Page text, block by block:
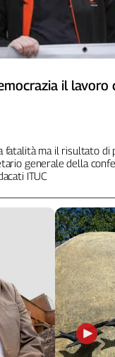
il lavoro
fatalità ma il risultato di
generale della
ITUC